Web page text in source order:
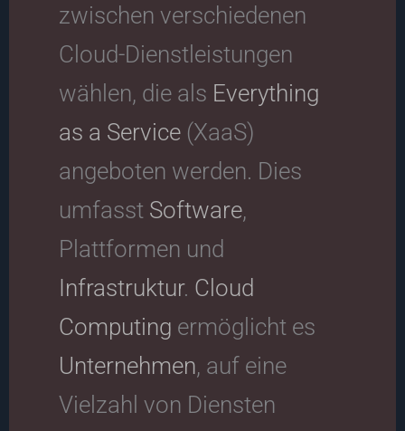
zwischen verschiedenen
Cloud-Dienstleistungen
wählen, die als Everything
as a Service(XaaS)
angeboten werden. Dies
umfasst Software,
Plattformen und
Infrastruktur. Cloud
Computing ermöglicht es
Unternehmen, auf eine
Vielzahl von Diensten